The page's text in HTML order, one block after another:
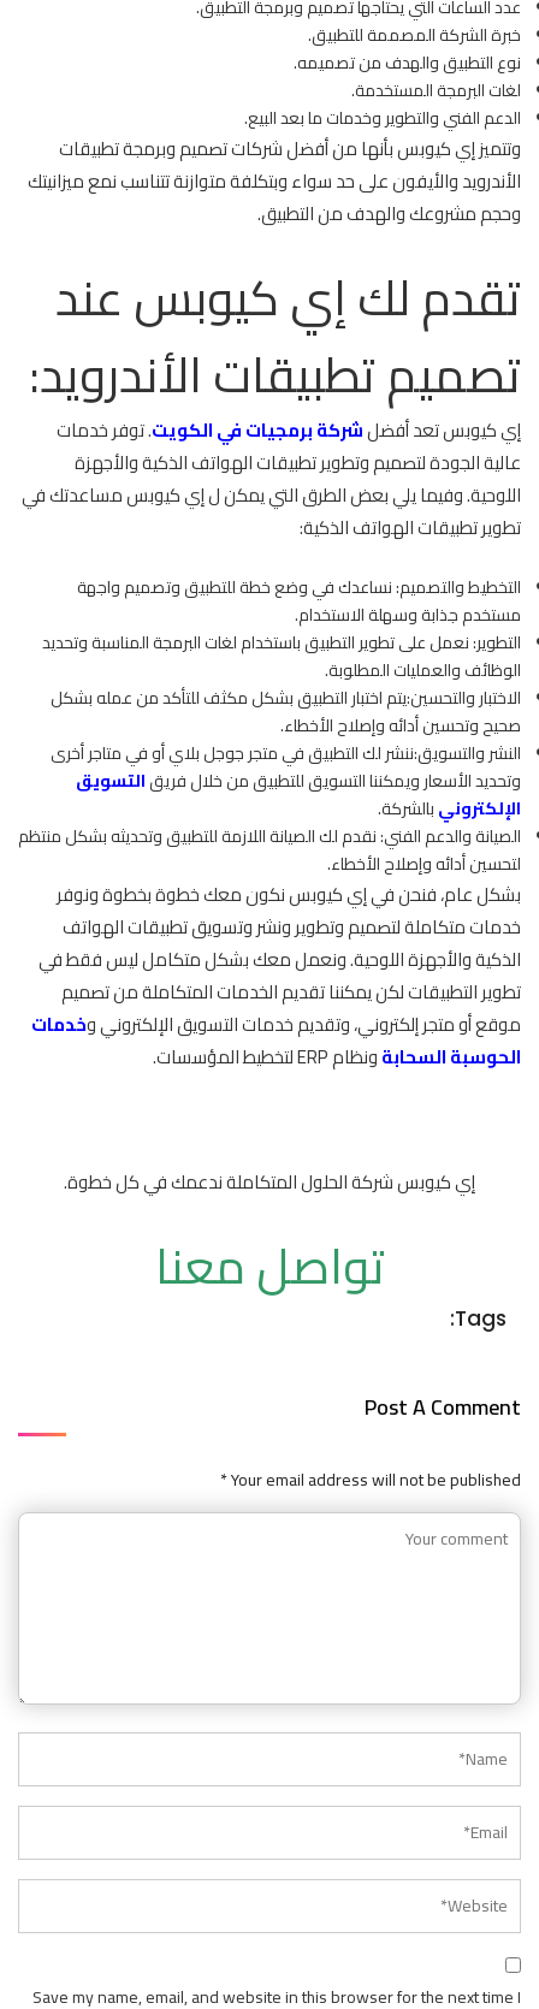
عدد الساعات التي يحتاجها تصميم وبرمجة التطبيق.
خبرة الشركة المصممة للتطبيق.
نوع التطبيق والهدف من تصميمه.
لغات البرمجة المستخدمة.
الدعم الفني والتطوير وخدمات ما بعد البيع.
وتتميز إي كيوبس بأنها من أفضل شركات تصميم وبرمجة تطبيقات
الأندرويد والأيفون على حد سواء وبتكلفة متوازنة تتناسب نمع ميزانيتك
وحجم مشروعك والهدف من التطبيق.
تقدم لك إي كيوبس عند
تصميم تطبيقات الأندرويد:
إي كيوبس تعد أفضلشركة برمجيات في الكويت. توفر خدمات
عالية الجودة لتصميم وتطوير تطبيقات الهواتف الذكية والأجهزة
اللوحية. وفيما يلي بعض الطرق التي يمكن ل إي كيوبس مساعدتك في
تطوير تطبيقات الهواتف الذكية:
التخطيط والتصميم: نساعدك في وضع خطة للتطبيق وتصميم واجهة
مستخدم جذابة وسهلة الاستخدام.
التطوير: نعمل على تطوير التطبيق باستخدام لغات البرمجة المناسبة وتحديد
الوظائف والعمليات المطلوبة.
الاختبار والتحسين:يتم اختبار التطبيق بشكل مكثف للتأكد من عمله بشكل
صحيح وتحسين أدائه وإصلاح الأخطاء.
النشر والتسويق:ننشر لك التطبيق في متجر جوجل بلاي أو في متاجر أخرى
وتحديد الأسعار ويمكننا التسويق للتطبيق من خلال فريقالتسويق
الإلكترونيبالشركة.
الصيانة والدعم الفني: نقدم لك الصيانة اللازمة للتطبيق وتحديثه بشكل منتظم
لتحسين أدائه وإصلاح الأخطاء.
بشكل عام، فنحن في إي كيوبس نكون معك خطوة بخطوة ونوفر
خدمات متكاملة لتصميم وتطوير ونشر وتسويق تطبيقات الهواتف
الذكية والأجهزة اللوحية. ونعمل معك بشكل متكامل ليس فقط في
تطوير التطبيقات لكن يمكننا تقديم الخدمات المتكاملة من تصميم
موقع أو متجر إلكتروني، وتقديم خدمات التسويق الإلكتروني وخدمات
الحوسبة السحابةونظام ERP لتخطيط المؤسسات.
إي كيوبس شركة الحلول المتكاملة ندعمك في كل خطوة.
تواصل معنا
Tags:
Post A Comment
Your email address will not be published *
Save my name, email, and website in this browser for the next time I